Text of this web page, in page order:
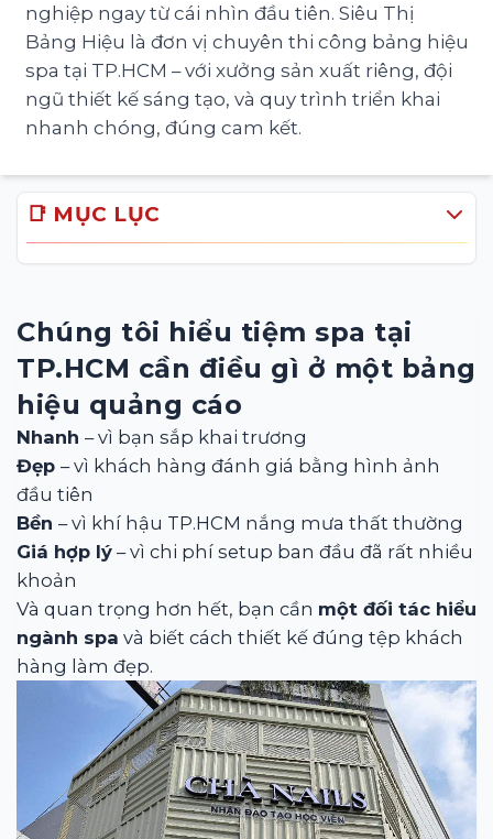
nghiệp ngay từ cái nhìn đầu tiên. Siêu Thị
Bảng Hiệu là đơn vị chuyên thi công bảng hiệu
spa tại TP.HCM – với xưởng sản xuất riêng, đội
ngũ thiết kế sáng tạo, và quy trình triển khai
nhanh chóng, đúng cam kết.
📑 MỤC LỤC
Chúng tôi hiểu tiệm spa tại
TP.HCM cần điều gì ở một bảng
hiệu quảng cáo
Nhanh – vì bạn sắp khai trương
Đẹp – vì khách hàng đánh giá bằng hình ảnh
đầu tiên
Bền – vì khí hậu TP.HCM nắng mưa thất thường
Giá hợp lý – vì chi phí setup ban đầu đã rất nhiều
khoản
Và quan trọng hơn hết, bạn cần một đối tác hiểu
ngành spa và biết cách thiết kế đúng tệp khách
hàng làm đẹp.